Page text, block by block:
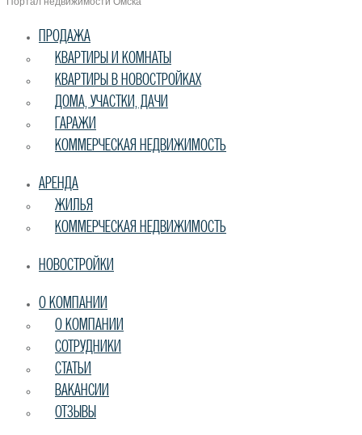
ПРОДАЖА
КВАРТИРЫ И КОМНАТЫ
КВАРТИРЫ В НОВОСТРОЙКАХ
ДОМА, УЧАСТКИ, ДАЧИ
ГАРАЖИ
КОММЕРЧЕСКАЯ НЕДВИЖИМОСТЬ
АРЕНДА
ЖИЛЬЯ
КОММЕРЧЕСКАЯ НЕДВИЖИМОСТЬ
НОВОСТРОЙКИ
О КОМПАНИИ
О КОМПАНИИ
СОТРУДНИКИ
СТАТЬИ
ВАКАНСИИ
ОТЗЫВЫ